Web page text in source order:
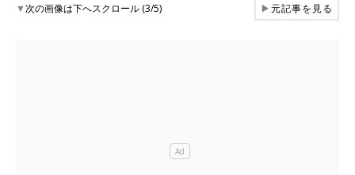
▼次の画像は下へスクロール (3/5) ▶元記事を見る